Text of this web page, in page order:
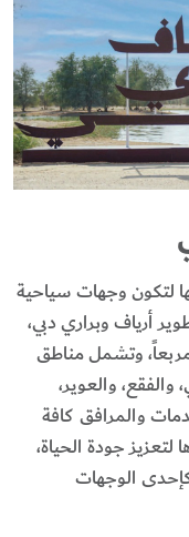
لتكون وجهات سياحية
أرياف وبراري دبي،
2216 كيلومتراً مربعاً، وتشمل مناطق
والعوير،
والمرافق كافة
لتعزيز جودة الحياة،
كإحدى الوجهات